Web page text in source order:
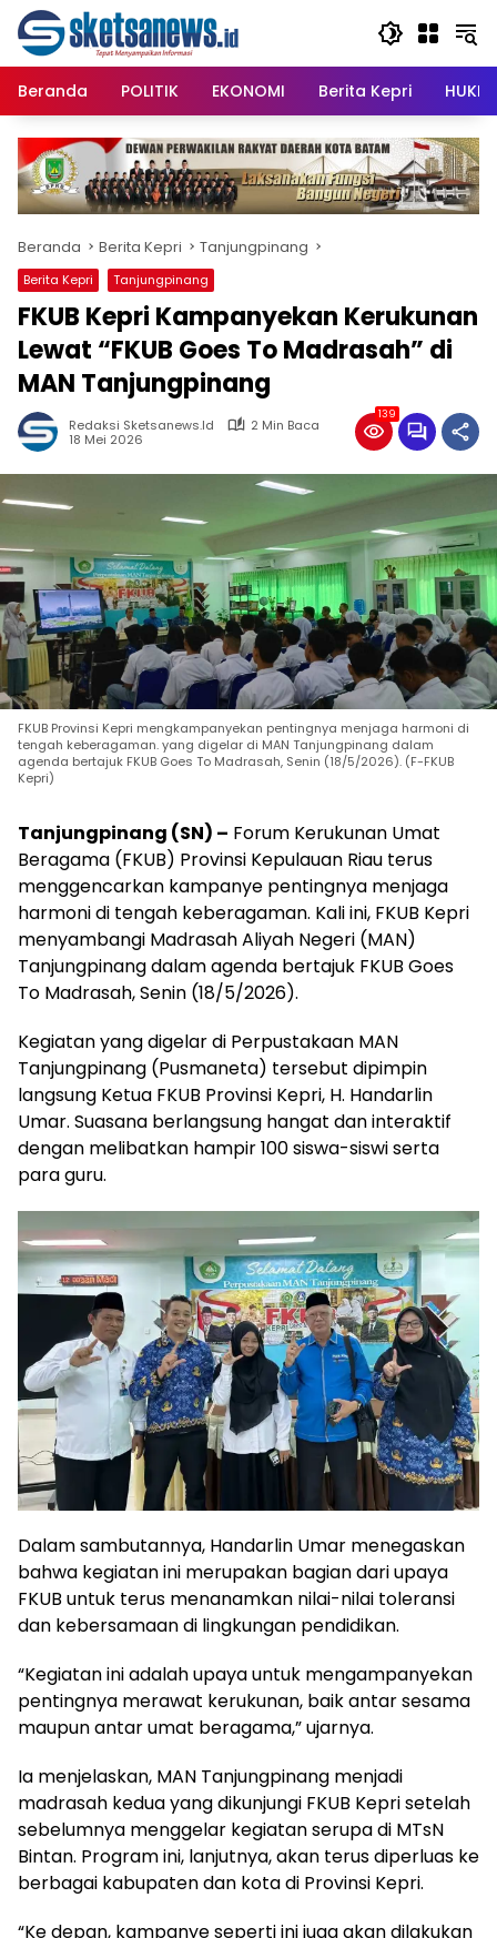
content
Langsung
konten
Beranda
POLITIK EKONOMI Berita Kepri
Beranda Berita Kepri Tanjungpinang
Berita Kepri Tanjungpinang
FKUB Kepri Kampanyekan Kerukunan
Lewat “FKUB Goes To Madrasah” di
MAN Tanjungpinang
Redaksi Sketsanews.id
2 Min Baca
18 Mei 2026
139
FKUB Provinsi Kepri mengkampanyekan pentingnya menjaga harmoni di
tengah keberagaman. yang digelar di MAN Tanjungpinang dalam
agenda bertajuk FKUB Goes To Madrasah, Senin (18/5/2026). (F-FKUB
Kepri)
Tanjungpinang (SN) – Forum Kerukunan Umat
Beragama (FKUB) Provinsi Kepulauan Riau terus
menggencarkan kampanye pentingnya menjaga
harmoni di tengah keberagaman. Kali ini, FKUB Kepri
menyambangi Madrasah Aliyah Negeri (MAN)
Tanjungpinang dalam agenda bertajuk FKUB Goes
To Madrasah, Senin (18/5/2026).
Kegiatan yang digelar di Perpustakaan MAN
Tanjungpinang (Pusmaneta) tersebut dipimpin
langsung Ketua FKUB Provinsi Kepri, H. Handarlin
Umar. Suasana berlangsung hangat dan interaktif
dengan melibatkan hampir 100 siswa-siswi serta
para guru.
Dalam sambutannya, Handarlin Umar menegaskan
bahwa kegiatan ini merupakan bagian dari upaya
FKUB untuk terus menanamkan nilai-nilai toleransi
dan kebersamaan di lingkungan pendidikan.
“Kegiatan ini adalah upaya untuk mengampanyekan
pentingnya merawat kerukunan, baik antar sesama
maupun antar umat beragama,” ujarnya.
Ia menjelaskan, MAN Tanjungpinang menjadi
madrasah kedua yang dikunjungi FKUB Kepri setelah
sebelumnya menggelar kegiatan serupa di MTsN
Bintan. Program ini, lanjutnya, akan terus diperluas ke
berbagai kabupaten dan kota di Provinsi Kepri.
“Ke depan, kampanye seperti ini juga akan dilakukan